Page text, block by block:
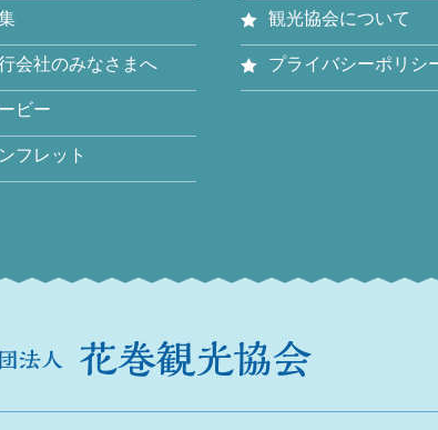
会社のみなさまへ
ビー
フレット
観光協会について
プライバシーポリシ